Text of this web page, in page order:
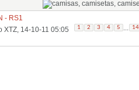
- RS1
XTZ, 14-10-11 05:05 1 2 3 4 5 ... 14